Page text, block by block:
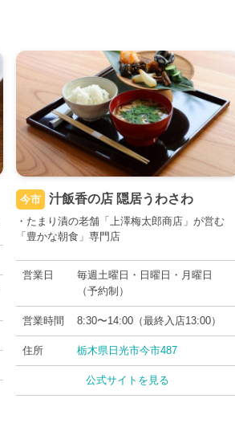
今市 汁飯香の店 隠居うわさわ
・たまり漬の老舗「上澤梅太郎商店」が営む
「豊かな朝食」専門店
営業日
毎週土曜日・日曜日・月曜日
（予約制）
営業時間 8:30〜14:00（最終入店13:00）
住所 栃木県日光市今市487
公式サイトを見る